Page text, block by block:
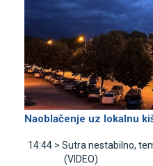
Naoblačenje uz lokalnu
14:44 > Sutra nestabilno,
(VIDEO)